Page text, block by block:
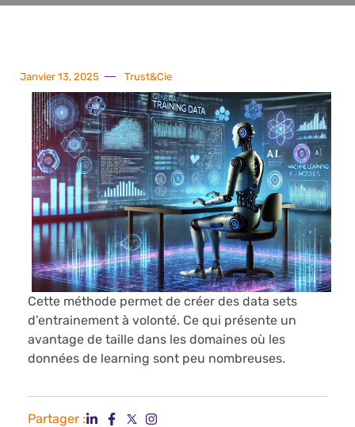
Janvier 13, 2025 Trust&Cie
Cette méthode permet de créer des data sets
d’entrainement à volonté. Ce qui présente un
avantage de taille dans les domaines où les
données de learning sont peu nombreuses.
Partager :